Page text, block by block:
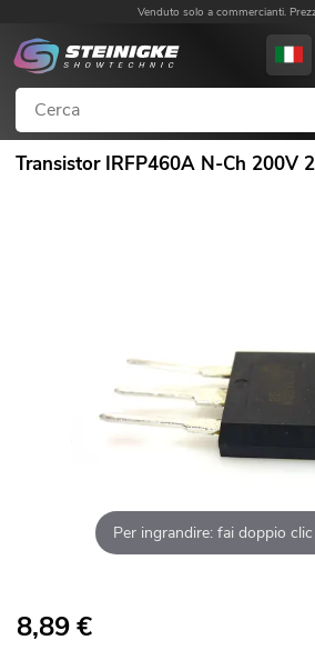
Venduto solo a commercianti.
Transistor IRFP460A N-Ch 200V
Per ingrandire: fai doppio
8,89€